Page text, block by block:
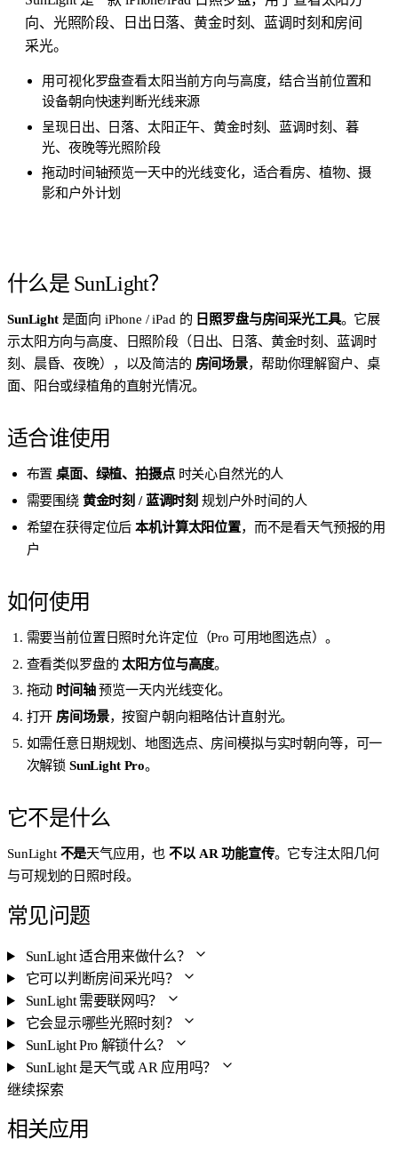
向、光照阶段、日出日落、黄金时刻、蓝调时刻和房间
采光。
用可视化罗盘查看太阳当前方向与高度，结合当前位置和
设备朝向快速判断光线来源
呈现日出、日落、太阳正午、黄金时刻、蓝调时刻、暮
光、夜晚等光照阶段
拖动时间轴预览一天中的光线变化，适合看房、植物、摄
影和户外计划
什么是 SunLight？
SunLight是面向 iPhone / iPad 的 日照罗盘与房间采光工具。它展
示太阳方向与高度、日照阶段（日出、日落、黄金时刻、蓝调时
刻、晨昏、夜晚），以及简洁的 房间场景，帮助你理解窗户、桌
面、阳台或绿植角的直射光情况。
适合谁使用
布置桌面、绿植、拍摄点时关心自然光的人
需要围绕 黄金时刻 / 蓝调时刻 规划户外时间的人
希望在获得定位后本机计算太阳位置，而不是看天气预报的用
户
如何使用
需要当前位置日照时允许定位（Pro 可用地图选点）。
查看类似罗盘的 太阳方位与高度。
拖动 时间轴预览一天内光线变化。
打开 房间场景，按窗户朝向粗略估计直射光。
如需任意日期规划、地图选点、房间模拟与实时朝向等，可一
次解锁 SunLight Pro。
它不是什么
SunLight 不是天气应用，也不以 AR 功能宣传。它专注太阳几何
与可规划的日照时段。
常见问题
SunLight 适合用来做什么？
它可以判断房间采光吗？
SunLight 需要联网吗？
它会显示哪些光照时刻？
SunLight Pro 解锁什么？
SunLight 是天气或 AR 应用吗？
继续探索
相关应用